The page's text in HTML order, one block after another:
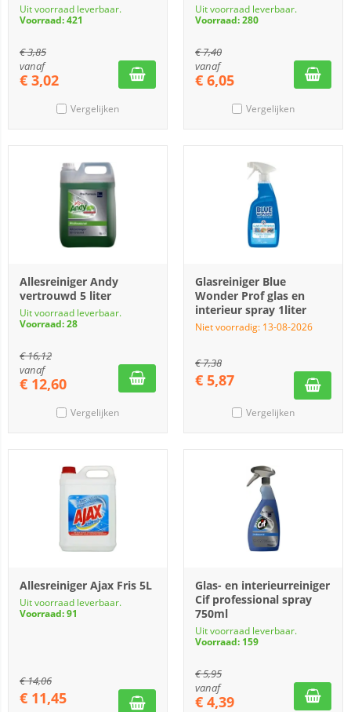
Uit voorraad leverbaar.
Voorraad: 421
€3,85
vanaf
€ 3,02
Vergelijken
Uit voorraad leverbaar.
Voorraad: 280
€7,40
vanaf
€ 6,05
Vergelijken
Allesreiniger Andy
vertrouwd 5 liter
Uit voorraad leverbaar.
Voorraad: 28
€16,12
vanaf
€ 12,60
Vergelijken
Glasreiniger Blue
Wonder Prof glas en
interieur spray 1liter
Niet voorradig: 13-08-2026
€7,38
€ 5,87
Vergelijken
Allesreiniger Ajax Fris 5L
Uit voorraad leverbaar.
Voorraad: 91
€14,06
€ 11,45
Glas- en interieurreiniger
Cif professional spray
750ml
Uit voorraad leverbaar.
Voorraad: 159
€5,95
vanaf
€ 4,39